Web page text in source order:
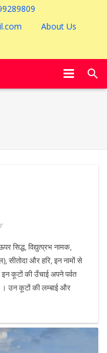
About Us
सिद्ध, विद्युत्प्रभ नामक,
और हरि, इन नामों से
कूटों की उँचाई अपने पर्वत
उन कूटों की लम्बाई और